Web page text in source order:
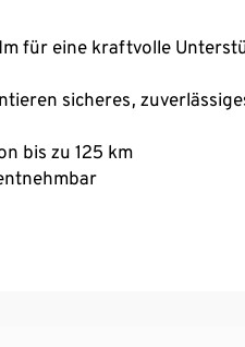
für eine kraftvolle
sicheres,
bis zu 125 km